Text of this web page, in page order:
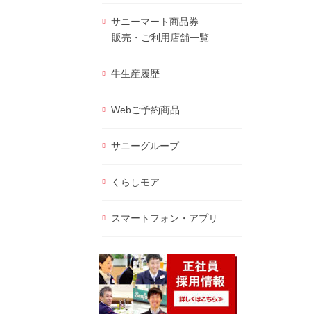
サニーマート商品券
販売・ご利用店舗一覧
牛生産履歴
Webご予約商品
サニーグループ
くらしモア
スマートフォン・アプリ